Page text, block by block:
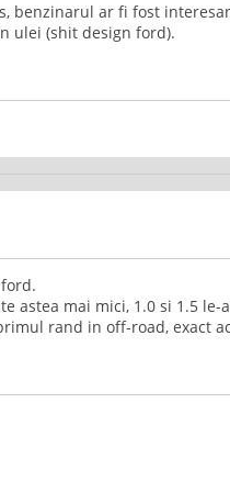
benzinarul ar fi fost
ulei (shit design ford).
astea mai mici, 1.0 si 1.5
rand in off-road, exact